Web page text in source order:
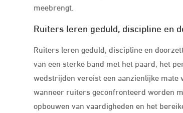
meebrengt.
Ruiters leren geduld, discipline en
Ruiters leren geduld, discipline en
van een sterke band met het paard, het
wedstrijden vereist een aanzienlijke mate
wanneer ruiters geconfronteerd worden
opbouwen van vaardigheden en het